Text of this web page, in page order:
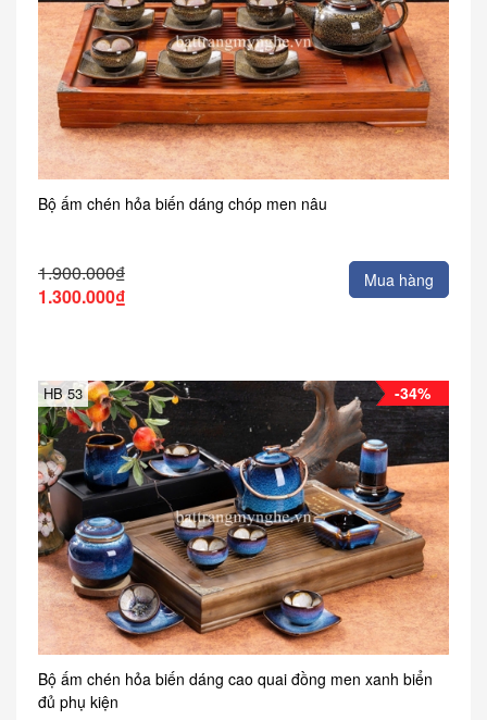
Bộ ấm chén hỏa biến dáng chóp men nâu
1.900.000₫
1.300.000₫
Mua hàng
-34%
HB 53
Bộ ấm chén hỏa biến dáng cao quai đồng men xanh biển
đủ phụ kiện